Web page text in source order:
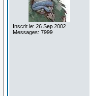
Inscrit le: 26 Sep 2002
Messages: 7999